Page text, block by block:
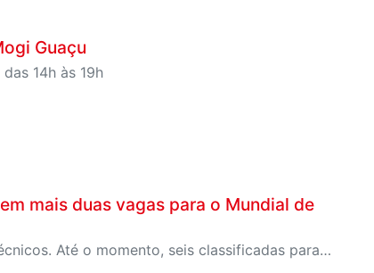
Guaçu
14h às 19h
mais duas vagas para o Mundial de
Os times da indústria paulista conquistaram sete prêmios técnicos. Até o momento, seis classificadas para o Mundial na modalidade FIRST Robotics Competition.